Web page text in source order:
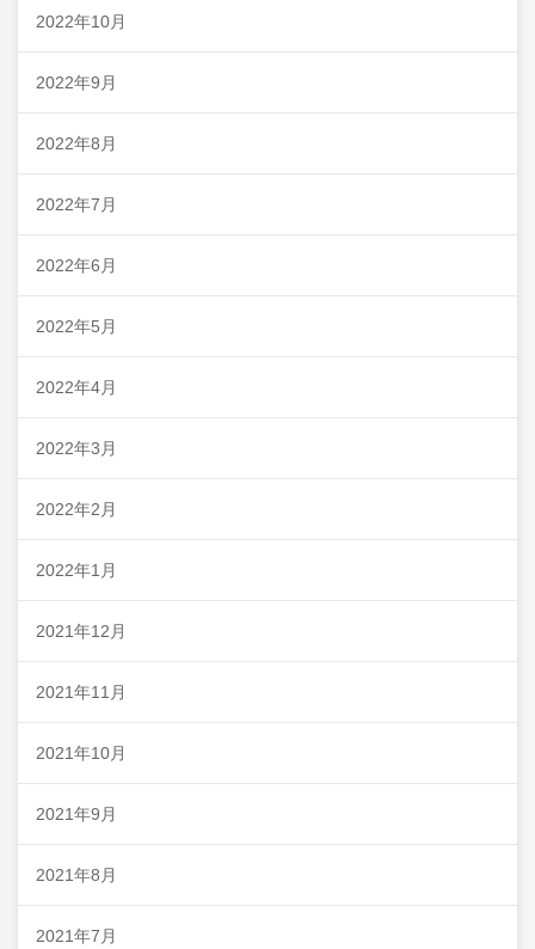
2022年10月
2022年9月
2022年8月
2022年7月
2022年6月
2022年5月
2022年4月
2022年3月
2022年2月
2022年1月
2021年12月
2021年11月
2021年10月
2021年9月
2021年8月
2021年7月